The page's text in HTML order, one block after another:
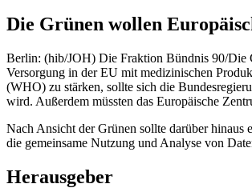
Die Grünen wollen
Berlin: (hib/JOH) Die Fraktion Bündnis 90/Die
Versorgung in der EU mit medizinischen
(WHO) zu stärken, sollte sich die
wird. Außerdem müssten das Europäische
Nach Ansicht der Grünen sollte darüber
die gemeinsame Nutzung und Analyse von
Herausgeber